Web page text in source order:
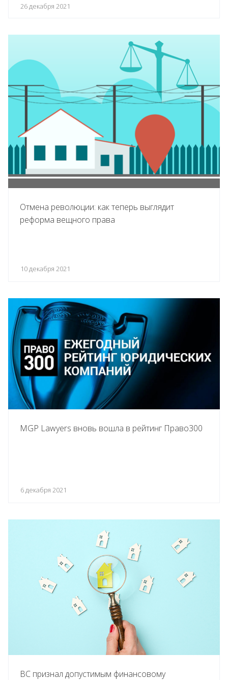
26 декабря 2021
Отмена революции: как теперь выглядит
реформа вещного права
10 декабря 2021
MGP Lawyers вновь вошла в рейтинг Право300
6 декабря 2021
ВС признал допустимым финансовому